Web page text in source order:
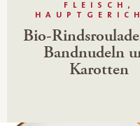
FLEISCH,
Bio-
Bandnudeln
Karotten